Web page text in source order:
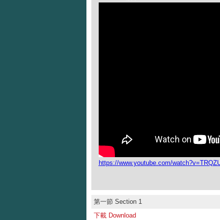
https://www.youtube.com/
第一節 Section 1
下載 Download